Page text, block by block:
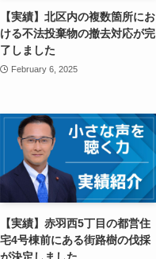
【実績】北区内の複数箇所にお
ける不法投棄物の撤去対応が完
了しました
February 6, 2025
【実績】赤羽西5丁目の都営住
宅4号棟前にある街路樹の伐採